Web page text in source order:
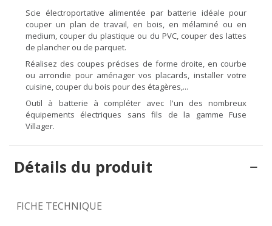
Scie électroportative alimentée par batterie idéale pour
couper un plan de travail, en bois, en mélaminé ou en
medium, couper du plastique ou du PVC, couper des lattes
de plancher ou de parquet.
Réalisez des coupes précises de forme droite, en courbe
ou arrondie pour aménager vos placards, installer votre
cuisine, couper du bois pour des étagères,...
Outil à batterie à compléter avec l'un des nombreux
équipements électriques sans fils de la gamme Fuse
Villager.
Détails du produit
FICHE TECHNIQUE